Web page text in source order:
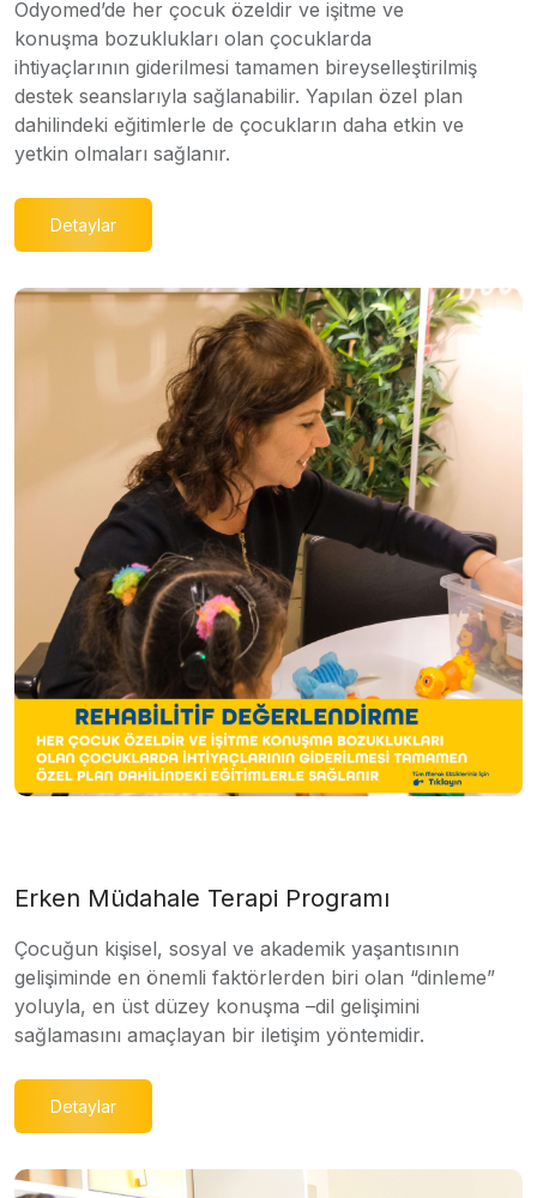
Odyomed’de her çocuk özeldir ve işitme ve
konuşma bozuklukları olan çocuklarda
ihtiyaçlarının giderilmesi tamamen bireyselleştirilmiş
destek seanslarıyla sağlanabilir. Yapılan özel plan
dahilindeki eğitimlerle de çocukların daha etkin ve
yetkin olmaları sağlanır.
Detaylar
Erken Müdahale Terapi Programı
Çocuğun kişisel, sosyal ve akademik yaşantısının
gelişiminde en önemli faktörlerden biri olan “dinleme”
yoluyla, en üst düzey konuşma –dil gelişimini
sağlamasını amaçlayan bir iletişim yöntemidir.
Detaylar